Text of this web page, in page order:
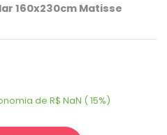
160x230cm Matisse
de R$ NaN ( 15%)